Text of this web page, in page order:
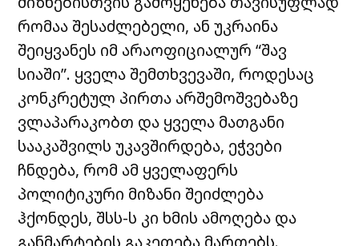
რომაა შესაძლებელი, ან უკრაინა
შეიყვანეს იმ არაოფიციალურ “შავ
სიაში”. ყველა შემთხვევაში, როდესაც
კონკრეტულ პირთა არშემოშვებაზე
ვლაპარაკობთ და ყველა მათგანი
სააკაშვილს უკავშირდება, ეჭვები
ჩნდება, რომ ამ ყველაფერს
პოლიტიკური მიზანი შეიძლება
ჰქონდეს, შსს-ს კი ხმის ამოღება და
განმარტების გაკეთება მართებს.